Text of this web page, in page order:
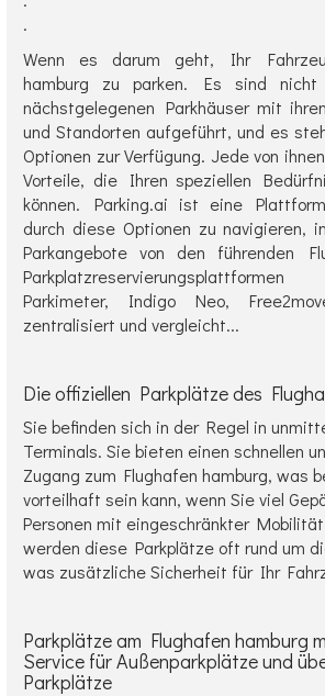
.
Wenn es darum geht, Ihr
hamburg zu parken. Es sind
nächstgelegenen Parkhäuser mit
und Standorten aufgeführt, und es
Optionen zur Verfügung. Jede von
Vorteile, die Ihren speziellen
können. Parking.ai ist eine
durch diese Optionen zu navigieren,
Parkangebote von den führenden
Parkimeter, Indigo Neo,
zentralisiert und vergleicht...
Die offiziellen Parkplätze des
Sie befinden sich in der Regel in
Terminals. Sie bieten einen schnellen
Zugang zum Flughafen hamburg, was
vorteilhaft sein kann, wenn Sie viel
Personen mit eingeschränkter
werden diese Parkplätze oft rund um
was zusätzliche Sicherheit für Ihr
Parkplätze am Flughafen hamburg
Service für Außenparkplätze und
Parkplätze